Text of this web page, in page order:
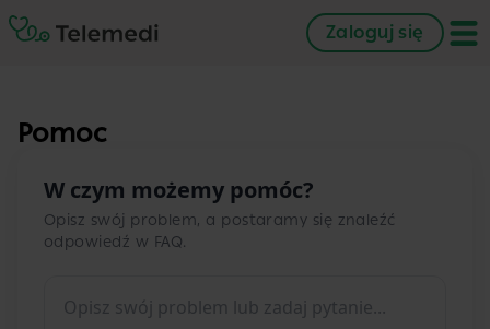
Zaloguj się
Pomoc
W czym możemy pomóc?
Opisz swój problem, a postaramy się znaleźć
odpowiedź w FAQ.